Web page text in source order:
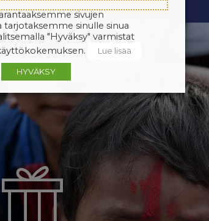
sivujen
tarjotaksemme sinulle sinua
"Hyväksy" varmistat
Lue lisää
HYVÄKSY